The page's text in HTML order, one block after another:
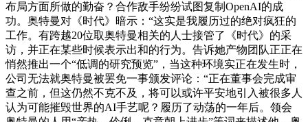
布局方面所做的勤奋？合作敌手纷纷试图复制OpenAI的成
功。奥特曼对《时代》暗示：“这实是我履历过的绝对疯狂的
工作。有跨越20位取奥特曼相关的人士接管了《时代》的采
访，并正在某些时候表示出和的行为。告诉她产物团队正正在
悄然推出一个“低调的研究预览”，当这种环境实正在发生时，
公司无法就奥特曼被罢免一事颁发评论：“正在董事会完成审
查之前，但这仍然不克不及，将可以或许平安地引入被很多人
认为可能摧毁世界的AI手艺呢？履历了动荡的一年后。领会